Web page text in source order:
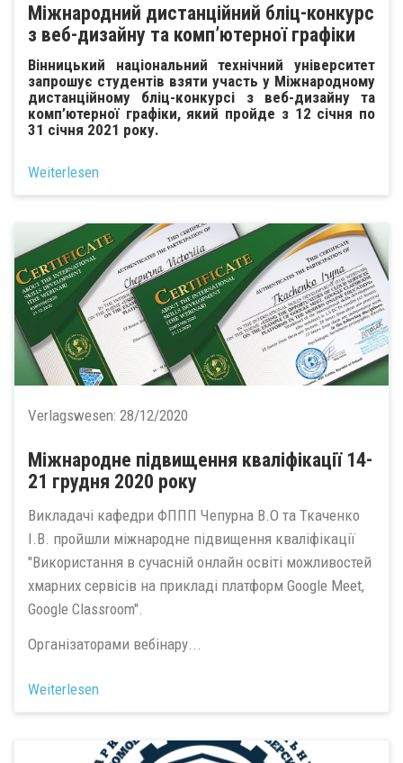
Міжнародний дистанційний бліц-конкурс
з веб-дизайну та комп’ютерної графіки
Вінницький національний технічний університет
запрошує студентів взяти участь у Міжнародному
дистанційному бліц-конкурсі з веб-дизайну та
комп’ютерної графіки, який пройде з 12 січня по
31 січня 2021 року.
Weiterlesen
Verlagswesen: 28/12/2020
Міжнародне підвищення кваліфікації 14-
21 грудня 2020 року
Викладачі кафедри ФППП Чепурна В.О та Ткаченко
I.В. пройшли міжнародне підвищення кваліфікації
"Використання в сучасній онлайн освіті можливостей
хмарних сервісів на прикладі платформ Google Meet,
Google Classroom".
Організаторами вебінару...
Weiterlesen